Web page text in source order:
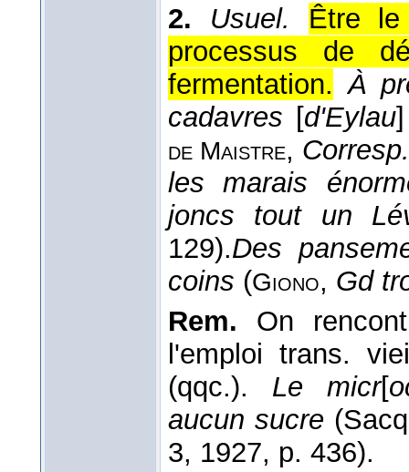
2.
Usuel.
Être
processus de
fermentation. À
cadavres [d'Eylau
de Maistre,
les marais
joncs tout un
129).Des
coins (Giono, Gd
Rem. On
l'emploi trans.
(qqc.). Le micr[
aucun sucre
3, 1927, p. 436).